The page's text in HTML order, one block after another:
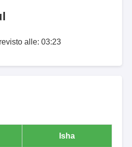
alle: 03:23
Isha